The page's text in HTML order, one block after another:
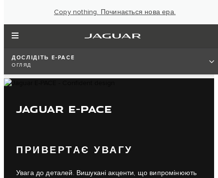
Copy nothing. Починається нова ера.
ДОСЛІДІТЬ E-PACE
ОГЛЯД
JAGUAR E-PACE
ПРИВЕРТАЄ УВАГУ
Увага до деталей. Вишукані акценти, що випромінюють